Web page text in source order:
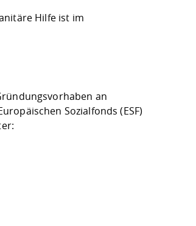
Hilfe ist im
an
Sozialfonds (ESF)